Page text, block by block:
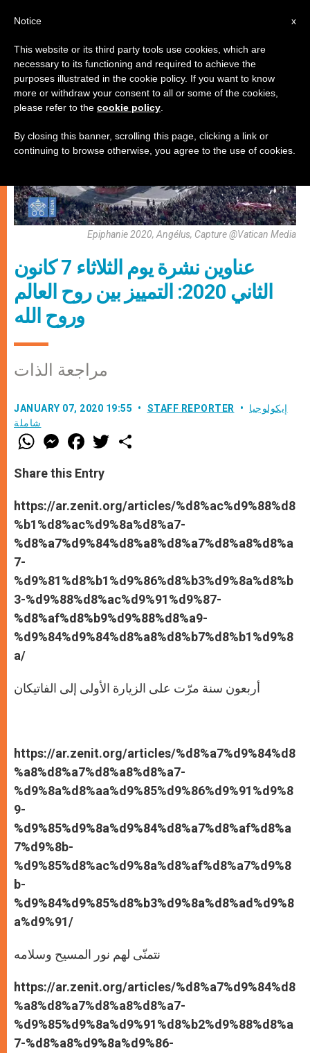
إيكولوجيا شاملة
Epiphanie 2020, Angélus, Capture @Vatican Media
عناوين نشرة يوم الثلاثاء 7 كانون
الثاني 2020: التمييز بين روح العالم
وروح الله
مراجعة الذات
JANUARY 07, 2020 19:55 STAFF REPORTER
إيكولوجيا
شاملة
W
h
t
s
p
p
M
e
s
e
g
e
r
F
a
e
b
o
k
w
r
Share this Entry
https://ar.zenit.org/articles/%d8%ac%d9%88%d8
%b1%d8%ac%d9%8a%d8%a7-
%d8%a7%d9%84%d8%a8%d8%a7%d8%a8%d8%a
7-
%d9%81%d8%b1%d9%86%d8%b3%d9%8a%d8%b
3-%d9%88%d8%ac%d9%91%d9%87-
%d8%af%d8%b9%d9%88%d8%a9-
%d9%84%d9%84%d8%a8%d8%b7%d8%b1%d9%8
a/
أربعون سنة مرّت على الزيارة الأولى إلى الفاتيكان
https://ar.zenit.org/articles/%d8%a7%d9%84%d8
%a8%d8%a7%d8%a8%d8%a7-
%d9%8a%d8%aa%d9%85%d9%86%d9%91%d9%8
9-
%d9%85%d9%8a%d9%84%d8%a7%d8%af%d8%a
7%d9%8b-
%d9%85%d8%ac%d9%8a%d8%af%d8%a7%d9%8
b-
%d9%84%d9%85%d8%b3%d9%8a%d8%ad%d9%8
a%d9%91/
نتمنّى لهم نور المسيح وسلامه
https://ar.zenit.org/articles/%d8%a7%d9%84%d8
%a8%d8%a7%d8%a8%d8%a7-
%d9%85%d9%8a%d9%91%d8%b2%d9%88%d8%a
7-%d8%a8%d9%8a%d9%86-
x
Notice
This website or its third party tools use cookies, which are
necessary to its functioning and required to achieve the
purposes illustrated in the cookie policy. If you want to know
more or withdraw your consent to all or some of the cookies,
please refer to the cookie policy
By closing this banner, scrolling this page, clicking a link or
continuing to browse otherwise, you agree to the use of cookies.